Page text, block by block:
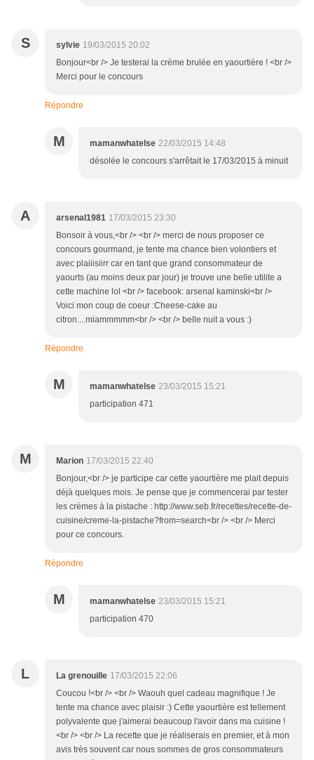
S sylvie 19/03/2015 20:02
Bonjour<br /> Je testerai la crème brulée en yaourtière ! <br />
Merci pour le concours
Répondre
M mamanwhatelse 22/03/2015 14:48
désolée le concours s'arrêtait le 17/03/2015 à minuit
A arsenal1981 17/03/2015 23:30
Bonsoir à vous,<br /> <br /> merci de nous proposer ce
concours gourmand, je tente ma chance bien volontiers et
avec plaiiisiirr car en tant que grand consommateur de
yaourts (au moins deux par jour) je trouve une belle utilite a
cette machine lol <br /> facebook: arsenal kaminski<br />
Voici mon coup de coeur :Cheese-cake au
citron....miammmmm<br /> <br /> belle nuit a vous :)
Répondre
M mamanwhatelse 23/03/2015 15:21
participation 471
M Marion 17/03/2015 22:40
Bonjour,<br /> je participe car cette yaourtière me plait depuis
déjà quelques mois. Je pense que je commencerai par tester
les crèmes à la pistache : http://www.seb.fr/recettes/recette-de-
cuisine/creme-la-pistache?from=search<br /> <br /> Merci
pour ce concours.
Répondre
M mamanwhatelse 23/03/2015 15:21
participation 470
L La grenouille 17/03/2015 22:06
Coucou !<br /> <br /> Waouh quel cadeau magnifique ! Je
tente ma chance avec plaisir :) Cette yaourtière est tellement
polyvalente que j'aimerai beaucoup l'avoir dans ma cuisine !
<br /> <br /> La recette que je réaliserais en premier, et à mon
avis très souvent car nous sommes de gros consommateurs